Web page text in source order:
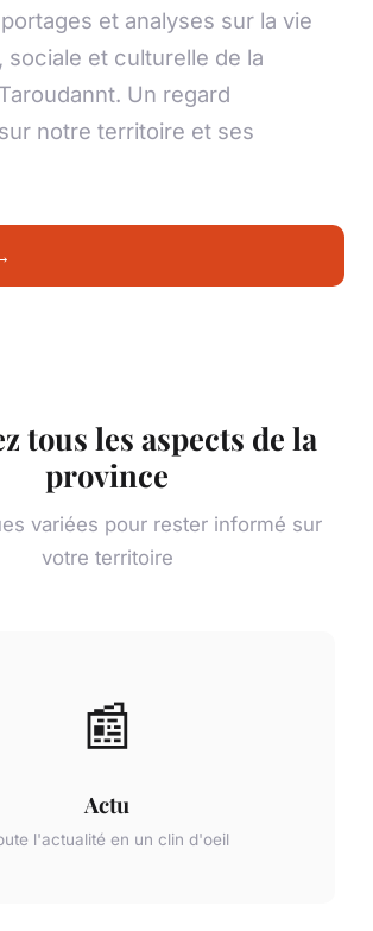
et analyses sur la vie
sociale et culturelle de la
Un regard
notre territoire et ses
tous les aspects de la
province
variées pour rester informé sur
votre territoire
📰
Actu
l'actualité en un clin d'oeil